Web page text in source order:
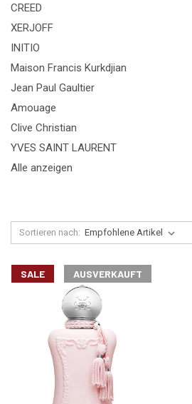
CREED
XERJOFF
INITIO
Maison Francis Kurkdjian
Jean Paul Gaultier
Amouage
Clive Christian
YVES SAINT LAURENT
Alle anzeigen
Sortieren nach:
SALE AUSVERKAUFT